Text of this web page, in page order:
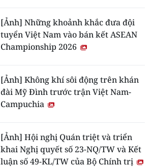
[Ảnh] Những khoảnh khắc đưa đội
tuyển Việt Nam vào bán kết ASEAN
Championship 2026
[Ảnh] Không khí sôi động trên khán
đài Mỹ Đình trước trận Việt Nam-
Campuchia
[Ảnh] Hội nghị Quán triệt và triển
khai Nghị quyết số 23-NQ/TW và Kết
luận số 49-KL/TW của Bộ Chính trị